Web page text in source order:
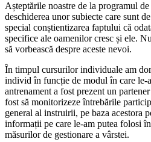
Așteptările noastre de la programul
deschiderea unor subiecte care sunt
special conștientizarea faptului că
specifice ale oamenilor cresc și ele.
să vorbească despre aceste nevoi.
În timpul cursurilor individuale am
individ în funcție de modul în care le-
antrenament a fost prezent un
fost să monitorizeze întrebările
general al instruirii, pe baza acestora
informații pe care le-am putea folosi
măsurilor de gestionare a vârstei.